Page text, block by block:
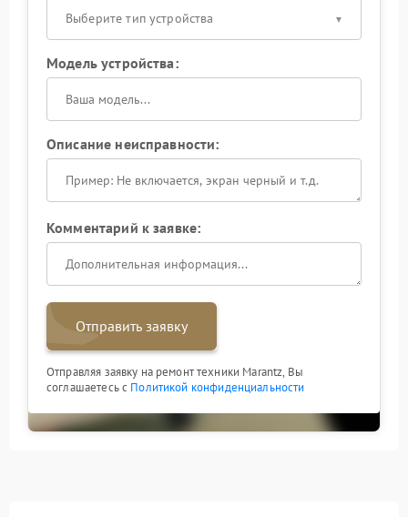
Выберите тип устройства
Модель устройства:
Описание неисправности:
Комментарий к заявке:
Отправить заявку
Отправляя заявку на ремонт техники Marantz, Вы
соглашаетесь с Политикой конфиденциальности